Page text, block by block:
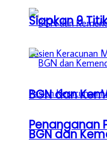
BGN dan
Penanganan
Siapkan 9
BGN dan